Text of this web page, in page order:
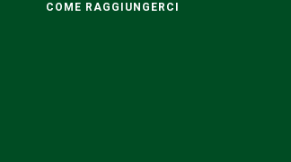
COME RAGGIUNGERCI